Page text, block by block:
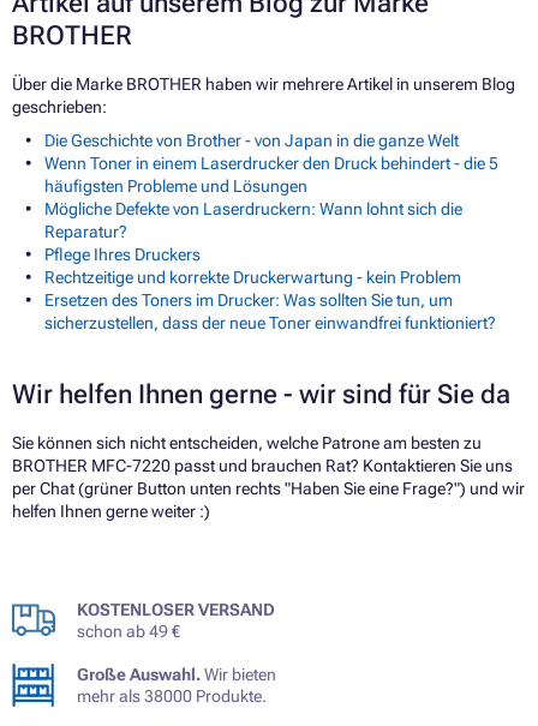
BROTHER
Über die Marke BROTHER haben wir mehrere Artikel in unserem Blog
geschrieben:
Die Geschichte von Brother - von Japan in die ganze Welt
Wenn Toner in einem Laserdrucker den Druck behindert - die 5
häufigsten Probleme und Lösungen
Mögliche Defekte von Laserdruckern: Wann lohnt sich die
Reparatur?
Pflege Ihres Druckers
Rechtzeitige und korrekte Druckerwartung - kein Problem
Ersetzen des Toners im Drucker: Was sollten Sie tun, um
sicherzustellen, dass der neue Toner einwandfrei funktioniert?
Wir helfen Ihnen gerne - wir sind für Sie da
Sie können sich nicht entscheiden, welche Patrone am besten zu
BROTHER MFC-7220 passt und brauchen Rat? Kontaktieren Sie uns
per Chat (grüner Button unten rechts "Haben Sie eine Frage?") und wir
helfen Ihnen gerne weiter :)
KOSTENLOSER VERSAND
schon ab 49 €
Große Auswahl.Wir bieten
mehr als 38000 Produkte.